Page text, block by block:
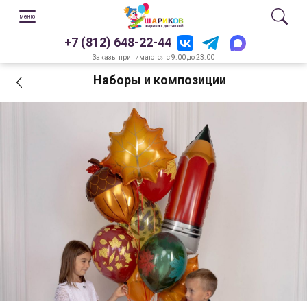
+7 (812) 648-22-44
Заказы принимаются с 9.00 до 23.00
Наборы и композиции